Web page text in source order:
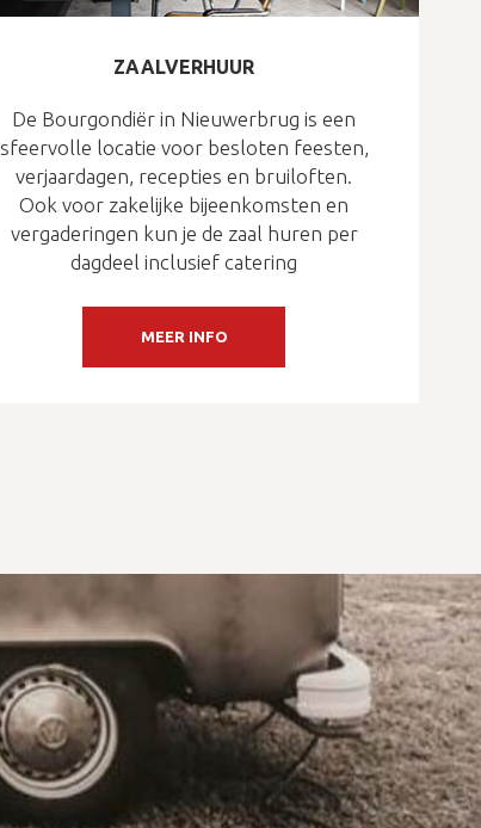
ZAALVERHUUR
De Bourgondiër in Nieuwerbrug is een
sfeervolle locatie voor besloten feesten,
verjaardagen, recepties en bruiloften.
Ook voor zakelijke bijeenkomsten en
vergaderingen kun je de zaal huren per
dagdeel inclusief catering
MEER INFO